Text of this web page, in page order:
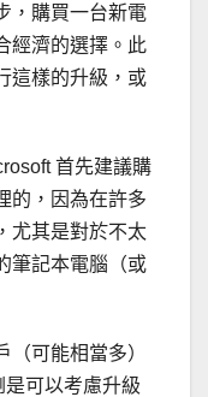
，購買一台新電
經濟的選擇。此
這樣的升級，或
首先建議購
的，因為在許多
尤其是對於不太
筆記本電腦（或
可能相當多）
可以考慮升級